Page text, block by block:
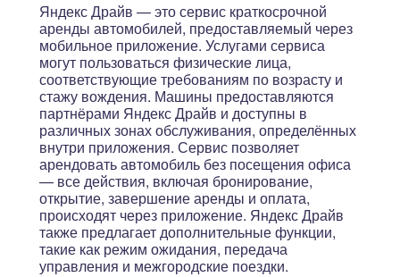
Яндекс Драйв — это сервис краткосрочной
аренды автомобилей, предоставляемый через
мобильное приложение. Услугами сервиса
могут пользоваться физические лица,
соответствующие требованиям по возрасту и
стажу вождения. Машины предоставляются
партнёрами Яндекс Драйв и доступны в
различных зонах обслуживания, определённых
внутри приложения. Сервис позволяет
арендовать автомобиль без посещения офиса
— все действия, включая бронирование,
открытие, завершение аренды и оплата,
происходят через приложение. Яндекс Драйв
также предлагает дополнительные функции,
такие как режим ожидания, передача
управления и межгородские поездки.